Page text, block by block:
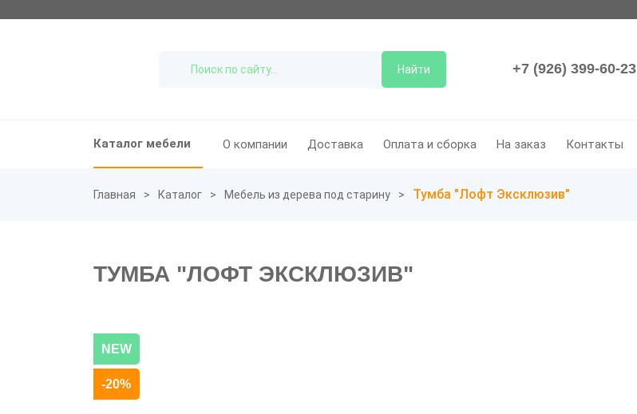
Найти +7 (926) 399-60-23
Каталог мебели О компании Доставка Оплата и сборка На заказ Контакты
Главная Каталог Мебель из дерева под старину Тумба "Лофт Эксклюзив"
ТУМБА "ЛОФТ ЭКСКЛЮЗИВ"
NEW
-20%